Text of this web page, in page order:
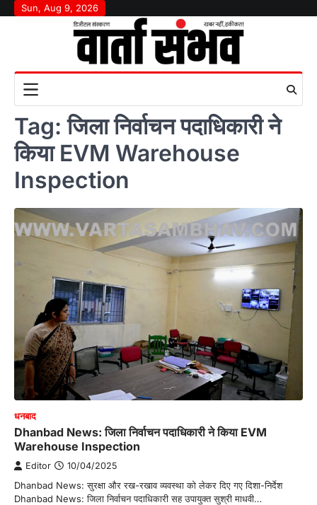
SkipSun, Aug 9, 2026
Tag:जिला निर्वाचन पदाधिकारी ने
किया EVM Warehouse
Inspection
धनबाद
Dhanbad News: जिला निर्वाचन पदाधिकारी ने किया EVM
Warehouse Inspection
Editor 10/04/2025
Dhanbad News: सुरक्षा और रख-रखाव व्यवस्था को लेकर दिए गए दिशा-निर्देश
Dhanbad News: जिला निर्वाचन पदाधिकारी सह उपायुक्त सुश्री माधवी…